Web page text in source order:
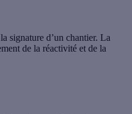
signature d’un chantier. La
de la réactivité et de la